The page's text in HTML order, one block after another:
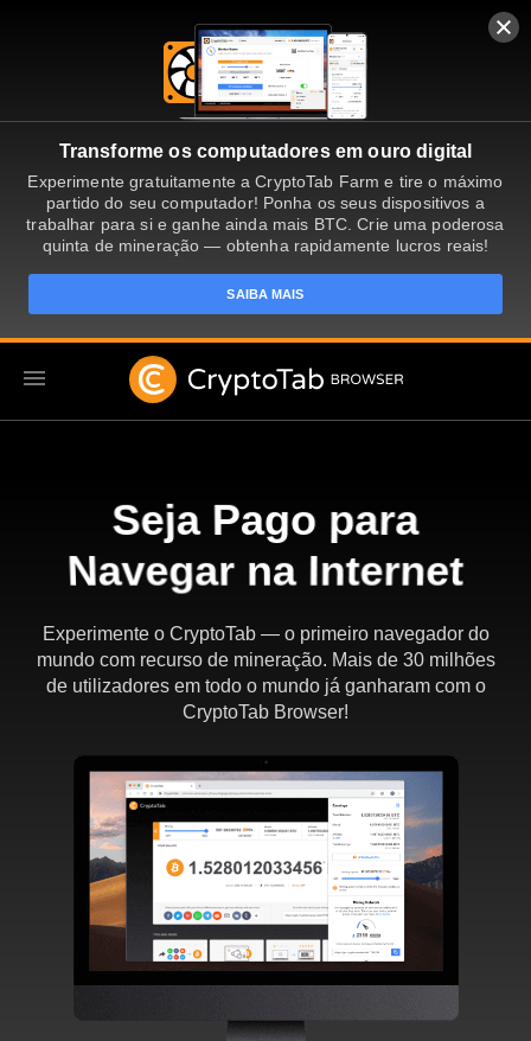
Transforme os computadores em ouro digital
Experimente gratuitamente a CryptoTab Farm e tire o máximo
partido do seu computador! Ponha os seus dispositivos a
trabalhar para si e ganhe ainda mais BTC. Crie uma poderosa
quinta de mineração — obtenha rapidamente lucros reais!
SAIBA MAIS
Seja Pago para
Navegar na Internet
Experimente o CryptoTab — o primeiro navegador do
mundo com recurso de mineração. Mais de 30 milhões
de utilizadores em todo o mundo já ganharam com o
CryptoTab Browser!